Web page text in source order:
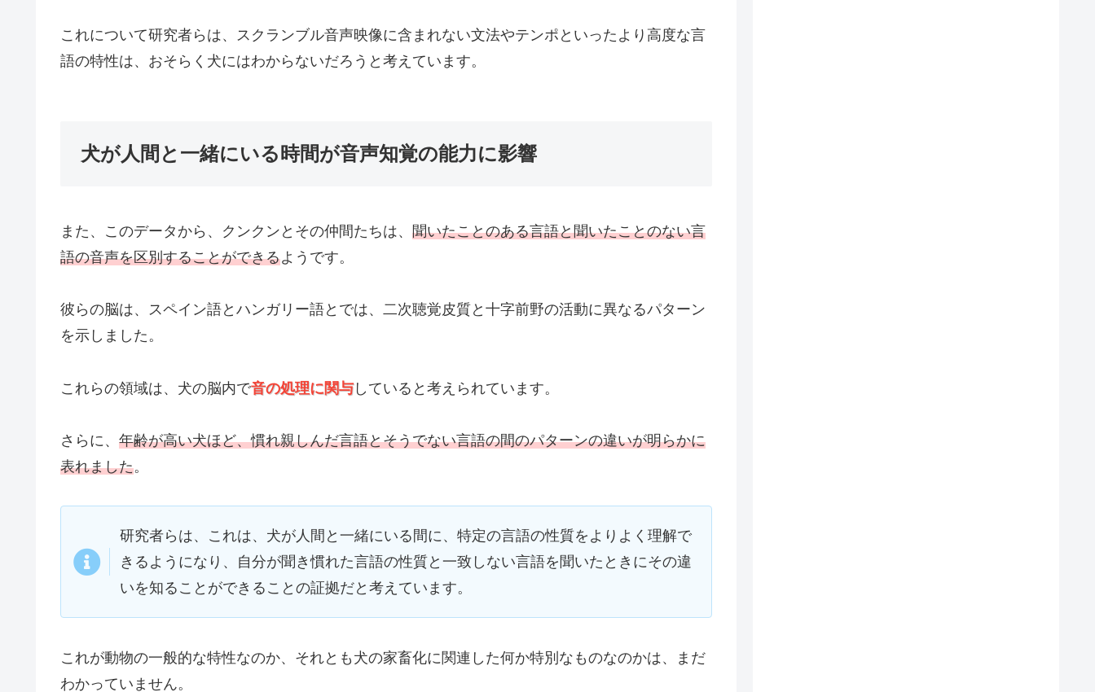
これについて研究者らは、スクランブル音声映像に含まれない文法やテンポといったより高度な言
語の特性は、おそらく犬にはわからないだろうと考えています。
犬が人間と一緒にいる時間が音声知覚の能力に影響
また、このデータから、クンクンとその仲間たちは、 聞いたことのある言語と聞いたことのない言
語の音声を区別することができるようです。
彼らの脳は、スペイン語とハンガリー語とでは、二次聴覚皮質と十字前野の活動に異なるパターン
を示しました。
これらの領域は、犬の脳内で音の処理に関与していると考えられています。
さらに、 年齢が高い犬ほど、慣れ親しんだ言語とそうでない言語の間のパターンの違いが明らかに
表れました。
研究者らは、これは、犬が人間と一緒にいる間に、特定の言語の性質をよりよく理解で
きるようになり、自分が聞き慣れた言語の性質と一致しない言語を聞いたときにその違
いを知ることができることの証拠だと考えています。
これが動物の一般的な特性なのか、それとも犬の家畜化に関連した何か特別なものなのかは、まだ
わかっていません。